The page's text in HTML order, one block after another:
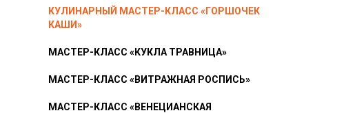
КУЛИНАРНЫЙ МАСТЕР-КЛАСС «ГОРШОЧЕК
КАШИ»
МАСТЕР-КЛАСС «КУКЛА ТРАВНИЦА»
МАСТЕР-КЛАСС «ВИТРАЖНАЯ РОСПИСЬ»
МАСТЕР-КЛАСС «ВЕНЕЦИАНСКАЯ